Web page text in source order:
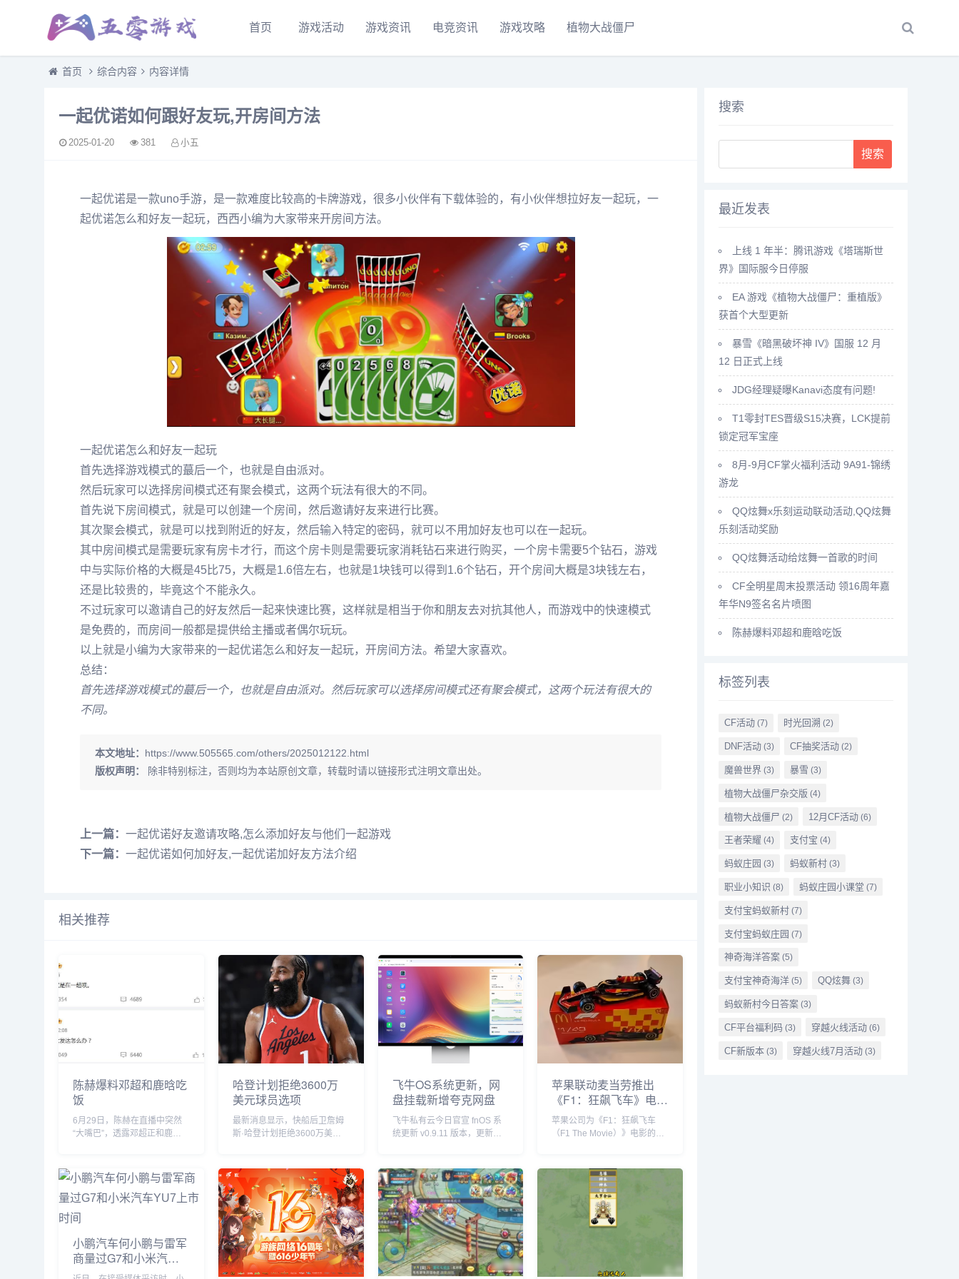
首页 游戏活动 游戏资讯 电竞资讯 游戏攻略 植物大战僵尸
首页 综合内容 内容详情
一起优诺如何跟好友玩,开房间方法
2025-01-20 381 小五
一起优诺是一款uno手游，是一款难度比较高的卡牌游戏，很多小伙伴有下载体验的，有小伙伴想拉好友一起玩，一
起优诺怎么和好友一起玩，西西小编为大家带来开房间方法。
一起优诺怎么和好友一起玩
首先选择游戏模式的蕞后一个，也就是自由派对。
然后玩家可以选择房间模式还有聚会模式，这两个玩法有很大的不同。
首先说下房间模式，就是可以创建一个房间，然后邀请好友来进行比赛。
其次聚会模式，就是可以找到附近的好友，然后输入特定的密码，就可以不用加好友也可以在一起玩。
其中房间模式是需要玩家有房卡才行，而这个房卡则是需要玩家消耗钻石来进行购买，一个房卡需要5个钻石，游戏
中与实际价格的大概是45比75，大概是1.6倍左右，也就是1块钱可以得到1.6个钻石，开个房间大概是3块钱左右，
还是比较贵的，毕竟这个不能永久。
不过玩家可以邀请自己的好友然后一起来快速比赛，这样就是相当于你和朋友去对抗其他人，而游戏中的快速模式
是免费的，而房间一般都是提供给主播或者偶尔玩玩。
以上就是小编为大家带来的一起优诺怎么和好友一起玩，开房间方法。希望大家喜欢。
总结：
首先选择游戏模式的蕞后一个，也就是自由派对。然后玩家可以选择房间模式还有聚会模式，这两个玩法有很大的
不同。
本文地址： https://www.505565.com/others/2025012122.html
版权声明：
除非特别标注，否则均为本站原创文章，转载时请以链接形式注明文章出处。
上一篇： 一起优诺好友邀请攻略,怎么添加好友与他们一起游戏
下一篇： 一起优诺如何加好友,一起优诺加好友方法介绍
相关推荐
陈赫爆料邓超和鹿晗吃
饭
6月29日，陈赫在直播中突然
“大嘴巴”，透露邓超正和鹿晗
要直播自己也去吃饭了”。没想
到，当天邓超就在微博发文回
应：“反正就是在一起呗”，配
文简短却...
哈登计划拒绝3600万
美元球员选项
最新消息显示，快船后卫詹姆
斯·哈登计划拒绝3600万美元
飞牛OS系统更新，网
盘挂载新增夸克网盘
飞牛私有云今日官宣 fnOS 系
统更新 v0.9.11 版本，更新内
偏好”设置、优化硬盘类型
（HDD、SSD）的识别等。飞
牛 f...
苹果联动麦当劳推出
《F1：狂飙飞车》电影
套餐
苹果公司为《F1：狂飙飞车
（F1 The Movie）》电影的全
了趣味合作，粉丝们可以购买
F1 主题套餐，并把独家定制的
迷你赛车带回家。...
小鹏汽车何小鹏与雷军
商量过G7和小米汽车
YU7上市时间
搜索
最近发表
上线 1 年半：腾讯游戏《塔瑞斯世
界》国际服今日停服
EA 游戏《植物大战僵尸：重植版》
获首个大型更新
暴雪《暗黑破坏神 IV》国服 12 月
12 日正式上线
JDG经理疑曝Kanavi态度有问题!
T1零封TES晋级S15决赛，LCK提前
锁定冠军宝座
8月-9月CF掌火福利活动 9A91-锦绣
游龙
QQ炫舞x乐刻运动联动活动,QQ炫舞
乐刻活动奖励
QQ炫舞活动给炫舞一首歌的时间
CF全明星周末投票活动 领16周年嘉
年华N9签名名片喷图
陈赫爆料邓超和鹿晗吃饭
标签列表
CF活动(7) 时光回溯 (2)
DNF活动(3) CF抽奖活动(2)
魔兽世界(3) 暴雪 (3)
植物大战僵尸杂交版 (4)
植物大战僵尸 (2) 12月CF活动(6)
王者荣耀 (4) 支付宝 (4)
蚂蚁庄园 (3) 蚂蚁新村(3)
职业小知识 (8) 蚂蚁庄园小课堂 (7)
支付宝蚂蚁新村(7)
支付宝蚂蚁庄园 (7)
神奇海洋答案(5)
支付宝神奇海洋(5) QQ炫舞(3)
蚂蚁新村今日答案(3)
CF平台福利码 (3) 穿越火线活动(6)
CF新版本(3) 穿越火线7月活动(3)